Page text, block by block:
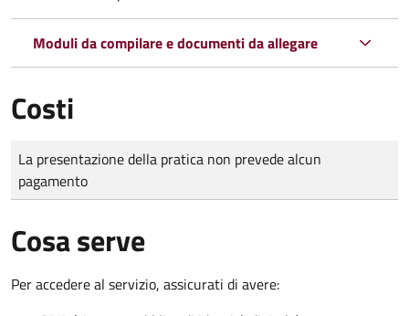
Moduli da compilare e documenti da allegare
Costi
Tipo di pagamento
Importo
La presentazione della pratica non prevede alcun
pagamento
Cosa serve
Per accedere al servizio, assicurati di avere: